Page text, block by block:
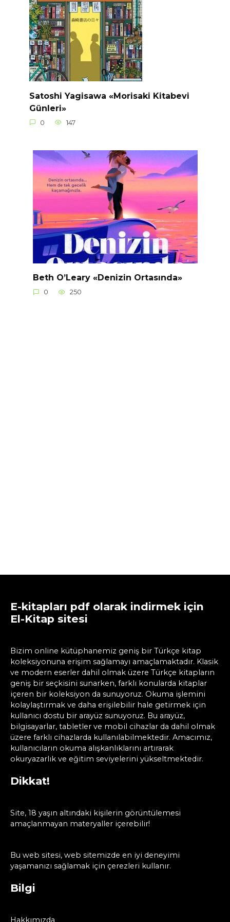
Satoshi Yagisawa «Morisaki Kitabevi
Günleri»
0 147
Beth O’Leary «Denizin Ortasında»
0 250
E-kitapları pdf olarak indirmek için
El-Kitap sitesi
Bizim online kütüphanemiz geniş bir Türkçe kitap
koleksiyonuna erişim sağlamayı amaçlamaktadır. Klasik
ve modern eserler dahil olmak üzere Türkçe kitapların
geniş bir seçkisini sunarken, farklı konularda kitaplar
içeren bir koleksiyon da sunuyoruz. Okuma işlemini
kolaylaştırmak ve daha erişilebilir hale getirmek için
kullanıcı dostu bir arayüz sunuyoruz. Bu arayüz,
bilgisayarlar, tabletler ve mobil cihazlar da dahil olmak
üzere farklı cihazlarda kullanılabilmektedir. Amacımız,
kullanıcıların okuma alışkanlıklarını artırarak
okuryazarlık ve eğitim seviyelerini yükseltmektedir.
Dikkat!
Site, 18 yaşın altındaki kişilerin görüntülemesi
amaçlanmayan materyaller içerebilir!
Bu web sitesi, web sitemizde en iyi deneyimi
yaşamanızı sağlamak için çerezleri kullanır.
Bilgi
Hakkımızda